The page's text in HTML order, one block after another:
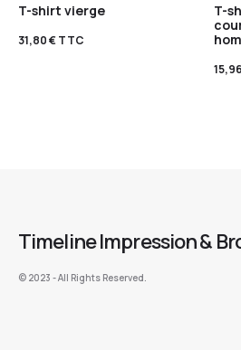
T-shirt vierge
31,80€TTC
T-
15,96
Timeline Impression &
©️ 2023 - All Rights Reserved.